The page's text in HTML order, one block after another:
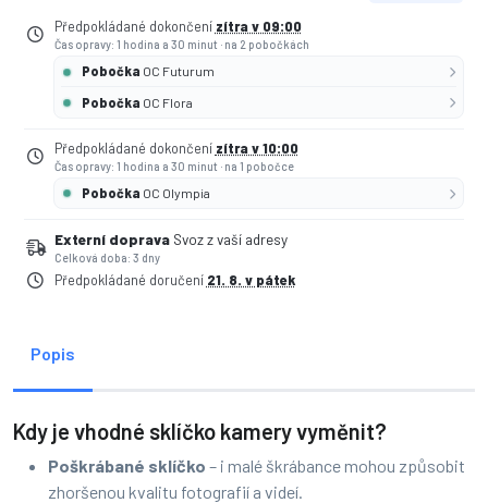
Předpokládané dokončení zítra v 09:00
Čas opravy: 1 hodina a 30 minut · na 2 pobočkách
Pobočka OC Futurum
Pobočka OC Flora
Předpokládané dokončení zítra v 10:00
Čas opravy: 1 hodina a 30 minut · na 1 pobočce
Pobočka OC Olympia
Externí doprava Svoz z vaší adresy
Celková doba: 3 dny
Předpokládané doručení 21. 8. v pátek
Popis
Kdy je vhodné sklíčko kamery vyměnit?
Poškrábané sklíčko – i malé škrábance mohou způsobit
zhoršenou kvalitu fotografií a videí.